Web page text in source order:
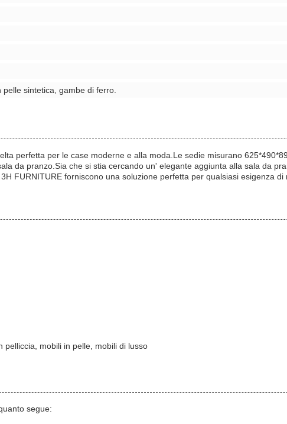
sintetica, gambe di ferro.
perfetta per le case moderne e alla moda.Le sedie misurano
da pranzo.Sia che si stia cercando un' elegante aggiunta alla sala da
FURNITURE forniscono una soluzione perfetta per qualsiasi esigenza di
pelliccia, mobili in pelle, mobili di lusso
segue: